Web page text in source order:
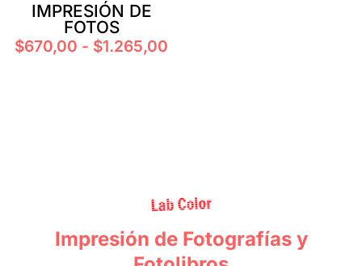
IMPRESIÓN DE
FOTOS
$670,00 - $1.265,00
Impresión de Fotografías y